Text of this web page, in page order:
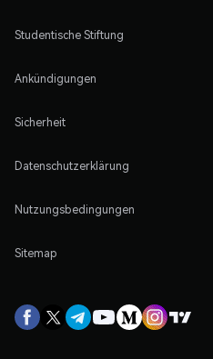
Studentische Stiftung
Ankündigungen
Sicherheit
Datenschutzerklärung
Nutzungsbedingungen
Sitemap